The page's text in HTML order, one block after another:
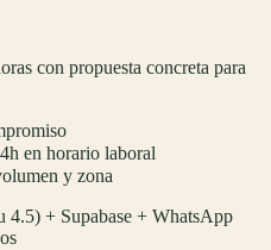
con propuesta concreta para
en horario laboral
y zona
4.5) + Supabase + WhatsApp